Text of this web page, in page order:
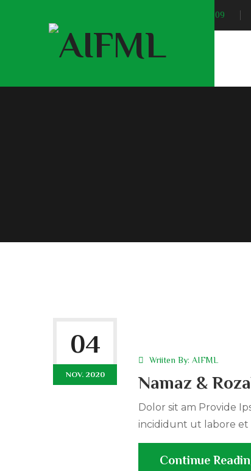
04:09
04
NOV. 2020
Wriiten By: AIFML
Namaz &
Dolor sit am Provide
incididunt ut labore et
Continue